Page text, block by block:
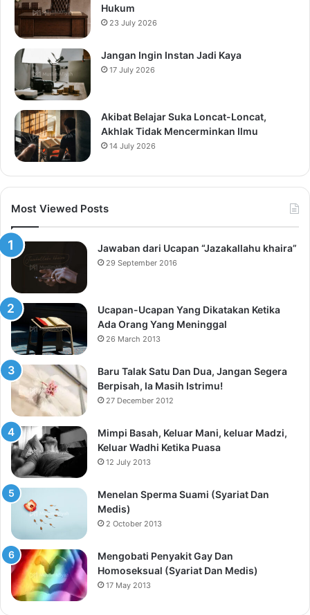
Hukum
23 July 2026
Jangan Ingin Instan Jadi Kaya
17 July 2026
Akibat Belajar Suka Loncat-Loncat,
Akhlak Tidak Mencerminkan Ilmu
14 July 2026
Most Viewed Posts
Jawaban dari Ucapan “Jazakallahu khaira”
29 September 2016
Ucapan-Ucapan Yang Dikatakan Ketika
Ada Orang Yang Meninggal
26 March 2013
Baru Talak Satu Dan Dua, Jangan Segera
Berpisah, Ia Masih Istrimu!
27 December 2012
Mimpi Basah, Keluar Mani, keluar Madzi,
Keluar Wadhi Ketika Puasa
12 July 2013
Menelan Sperma Suami (Syariat Dan
Medis)
2 October 2013
Mengobati Penyakit Gay Dan
Homoseksual (Syariat Dan Medis)
17 May 2013